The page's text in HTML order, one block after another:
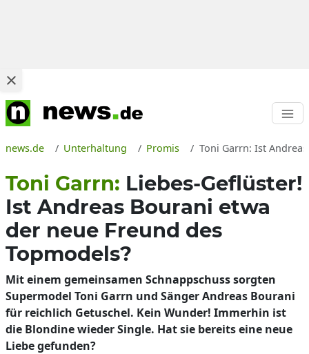
news.de Unterhaltung Promis Toni Garrn: Ist
Toni Garrn: Liebes-Geflüster!
Ist Andreas Bourani etwa
der neue Freund des
Topmodels?
Mit einem gemeinsamen Schnappschuss sorgten
Supermodel Toni Garrn und Sänger Andreas Bourani
für reichlich Getuschel. Kein Wunder! Immerhin ist
die Blondine wieder Single. Hat sie bereits eine neue
Liebe gefunden?